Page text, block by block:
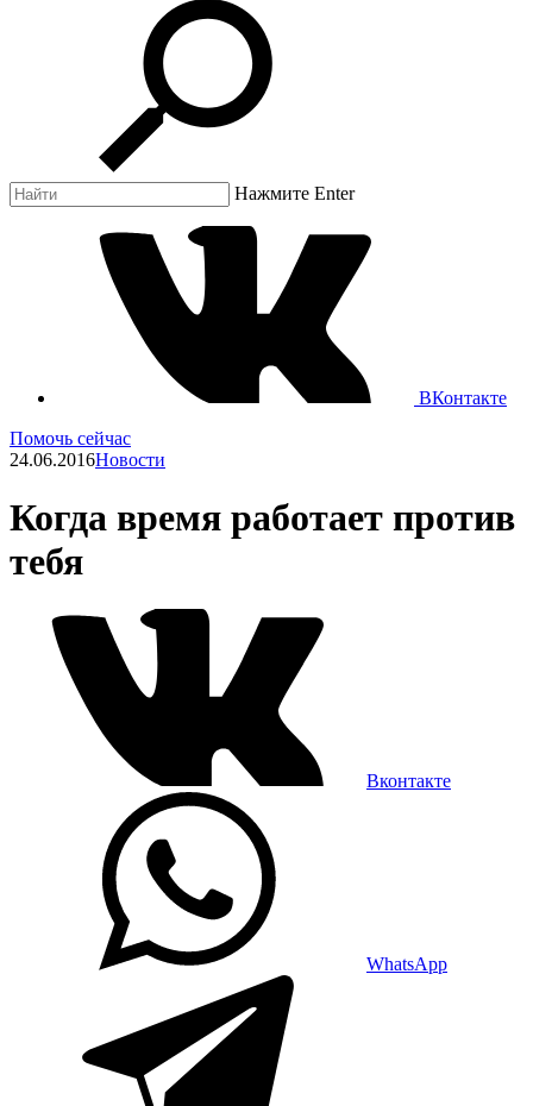
Нажмите Enter
ВКонтакте
Помочь сейчас
24.06.2016Новости
Когда время работает против
тебя
Вконтакте
WhatsApp